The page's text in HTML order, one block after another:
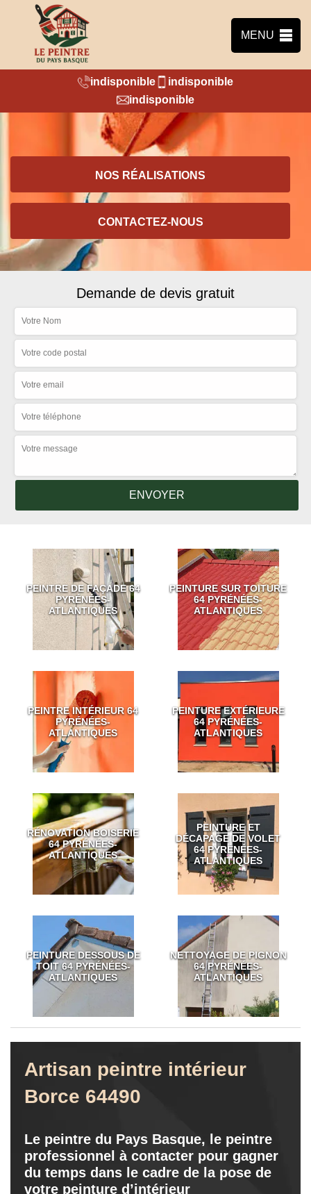
MENU
indisponible
indisponible
indisponible
NOS RÉALISATIONS
CONTACTEZ-NOUS
Demande de devis gratuit
PEINTRE DE FAÇADE 64
PYRÉNÉES-
ATLANTIQUES
PEINTURE SUR TOITURE
64 PYRÉNÉES-
ATLANTIQUES
PEINTRE INTÉRIEUR 64
PYRÉNÉES-
ATLANTIQUES
PEINTURE EXTÉRIEURE
64 PYRÉNÉES-
ATLANTIQUES
RÉNOVATION BOISERIE
64 PYRÉNÉES-
ATLANTIQUES
PEINTURE ET
DÉCAPAGE DE VOLET
64 PYRÉNÉES-
ATLANTIQUES
PEINTURE DESSOUS DE
TOIT 64 PYRÉNÉES-
ATLANTIQUES
NETTOYAGE DE PIGNON
64 PYRÉNÉES-
ATLANTIQUES
Artisan peintre intérieur
Borce 64490
Le peintre du Pays Basque, le peintre
professionnel à contacter pour gagner
du temps dans le cadre de la pose de
votre peinture d’intérieur